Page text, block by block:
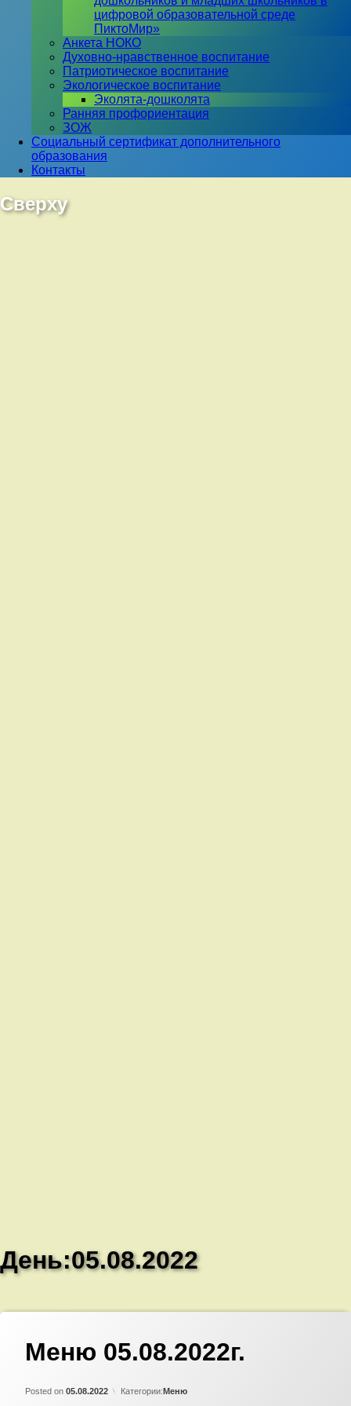
цифровой образовательной среде
ПиктоМир»
Анкета НОКО
Духовно-нравственное воспитание
Патриотическое воспитание
Экологическое воспитание
Эколята-дошколята
Ранняя профориентация
ЗОЖ
Социальный сертификат дополнительного
образования
Контакты
Сверху
День:05.08.2022
Меню 05.08.2022г.
Posted on 05.08.2022 Категории: Меню
Добавить
комментарий
записи